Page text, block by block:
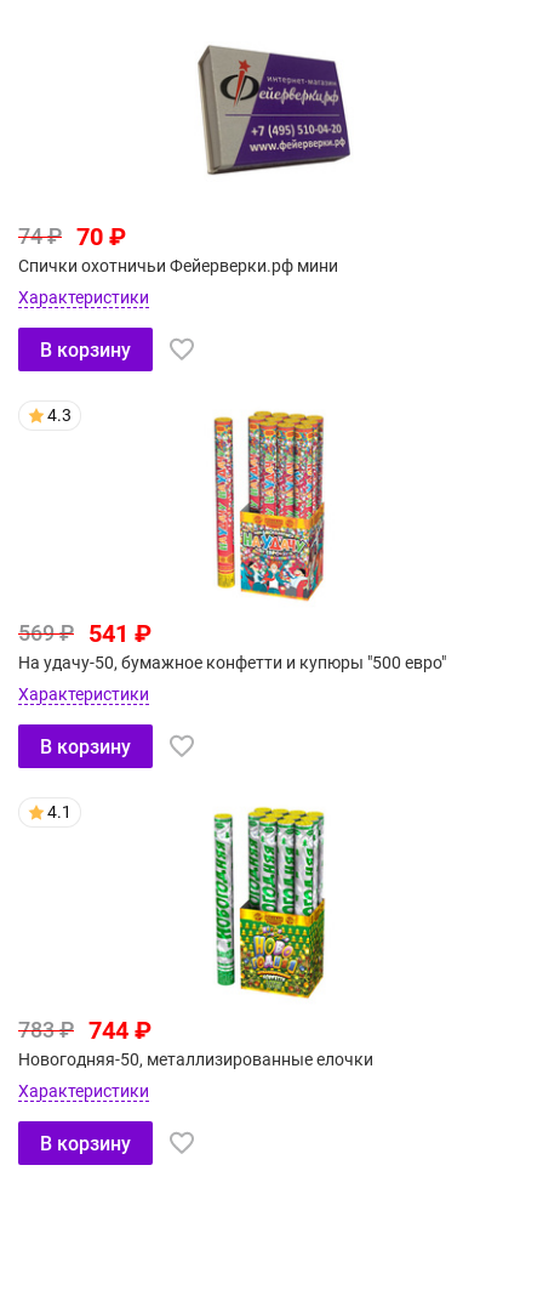
74 ₽ 70 ₽
Спички охотничьи Фейерверки.рф мини
Характеристики
В корзину
4.3
569 ₽ 541 ₽
На удачу-50, бумажное конфетти и купюры "500 евро"
Характеристики
В корзину
4.1
783 ₽ 744 ₽
Новогодняя-50, металлизированные елочки
Характеристики
В корзину